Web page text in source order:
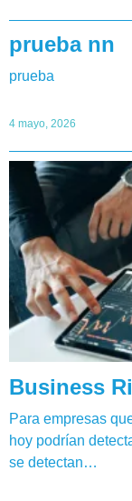
prueba nn
prueba
4 mayo, 2026
Business
Para empresas
hoy podrían
se detectan…